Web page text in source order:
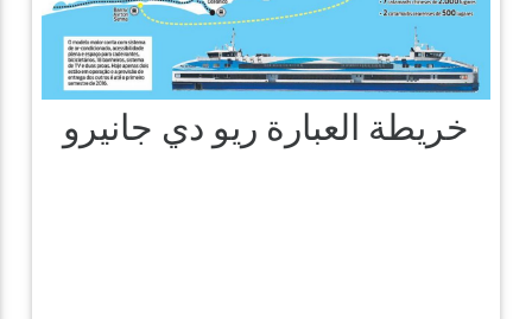
خريطة العبارة ريو دي جانيرو